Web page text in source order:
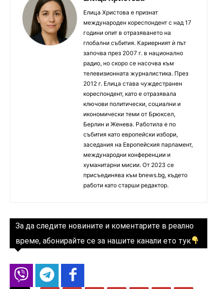
Елица Христова е признат
международен кореспондент с над 17
години опит в отразяването на
глобални събития. Кариерният ѝ път
започва през 2007 г. в национално
радио, но скоро се насочва към
телевизионната журналистика. През
2012 г. Елица става чуждестранен
кореспондент, като е отразявала
ключови политически, социални и
икономически теми от Брюксел,
Берлин и Женева. Работила е по
събития като европейски избори,
заседания на Европейския парламент,
международни конференции и
хуманитарни мисии. От 2023 се
присъединява към bnews.bg, където
работи като старши редактор.
За да следите новините и коментарите в реално
време, абонирайте се за нашите канали ето тук